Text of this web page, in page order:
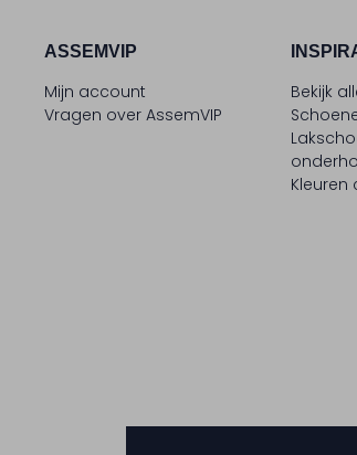
ASSEMVIP
Mijn account
Vragen over AssemVIP
Bekijk